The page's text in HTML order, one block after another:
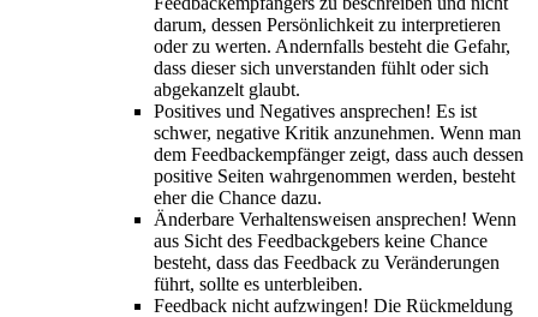
darum, dessen Persönlichkeit zu interpretieren
oder zu werten. Andernfalls besteht die Gefahr,
dass dieser sich unverstanden fühlt oder sich
abgekanzelt glaubt.
Positives und Negatives ansprechen! Es ist
schwer, negative Kritik anzunehmen. Wenn man
dem Feedbackempfänger zeigt, dass auch dessen
positive Seiten wahrgenommen werden, besteht
eher die Chance dazu.
Änderbare Verhaltensweisen ansprechen! Wenn
aus Sicht des Feedbackgebers keine Chance
besteht, dass das Feedback zu Veränderungen
führt, sollte es unterbleiben.
Feedback nicht aufzwingen! Die Rückmeldung